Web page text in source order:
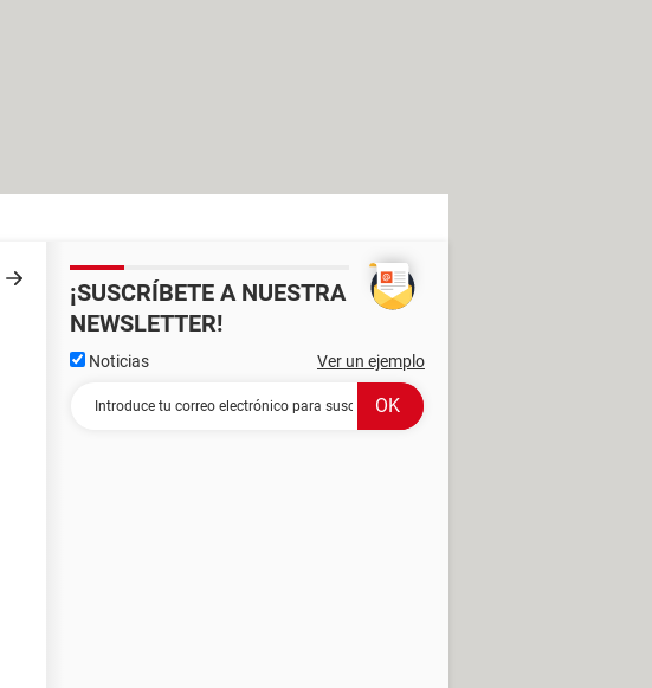
¡SUSCRÍBETE A NUESTRA
NEWSLETTER!
Noticias Ver un ejemplo